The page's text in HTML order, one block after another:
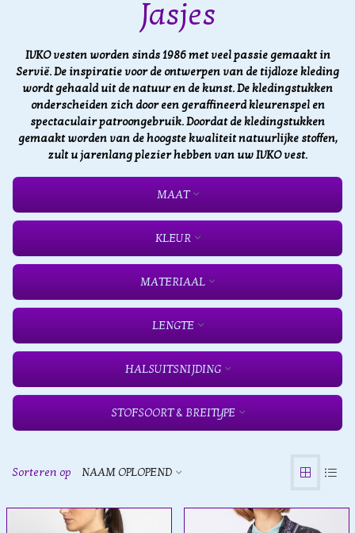
Jasjes
IVKO vesten worden sinds 1986 met veel passie gemaakt in
Servië. De inspiratie voor de ontwerpen van de tijdloze kleding
wordt gehaald uit de natuur en de kunst. De kledingstukken
onderscheiden zich door een geraffineerd kleurenspel en
spectaculair patroongebruik. Doordat de kledingstukken
gemaakt worden van de hoogste kwaliteit natuurlijke stoffen,
zult u jarenlang plezier hebben van uw IVKO vest.
MAAT
KLEUR
MATERIAAL
LENGTE
HALSUITSNIJDING
STOFSOORT & BREITYPE
Sorteren op NAAM OPLOPEND